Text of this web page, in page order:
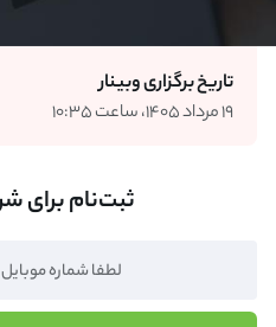
تاریخ برگزاری وبینار
۱۹ مرداد ۱۴۰۵، ساعت ۱۰:۳۵
ثبت‌نام برای